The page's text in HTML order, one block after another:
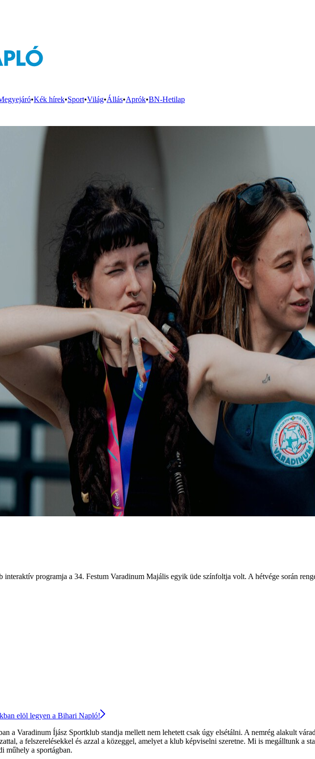
•Kék hírek•Sport•Világ•Állás•Aprók•BN-Hetilap
programja a 34. Festum Varadinum Majális egyik üde színfoltja volt. A hétvége során
elöl legyen a Bihari Napló!
a Varadinum Íjász Sportklub standja mellett nem lehetett csak úgy elsétálni. A nemrég alakult
a felszerelésekkel és azzal a közeggel, amelyet a klub képviselni szeretne. Mi is megálltunk a
műhely a sportágban.